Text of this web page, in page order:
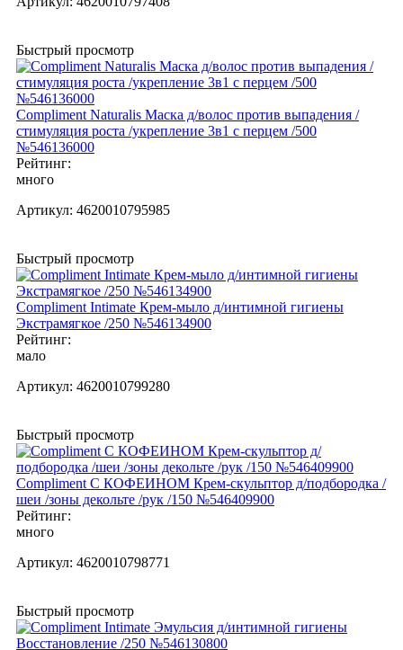
Быстрый просмотр
Compliment Naturalis Маска д/волос против выпадения /
стимуляция роста /укрепление 3в1 с перцем /500
№546136000
Рейтинг:
много
Артикул: 4620010795985
Быстрый просмотр
Compliment Intimate Крем-мыло д/интимной гигиены
Экстрамягкое /250 №546134900
Рейтинг:
мало
Артикул: 4620010799280
Быстрый просмотр
Compliment С КОФЕИНОМ Крем-скульптор д/подбородка /
шеи /зоны декольте /рук /150 №546409900
Рейтинг:
много
Артикул: 4620010798771
Быстрый просмотр